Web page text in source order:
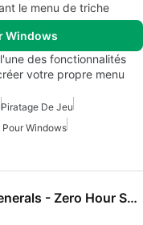
le menu de triche
Windows
des fonctionnalités
votre propre menu
Piratage De Jeu
Windows
Command & Conquer: Generals - Zero Hour ShockWave Mod